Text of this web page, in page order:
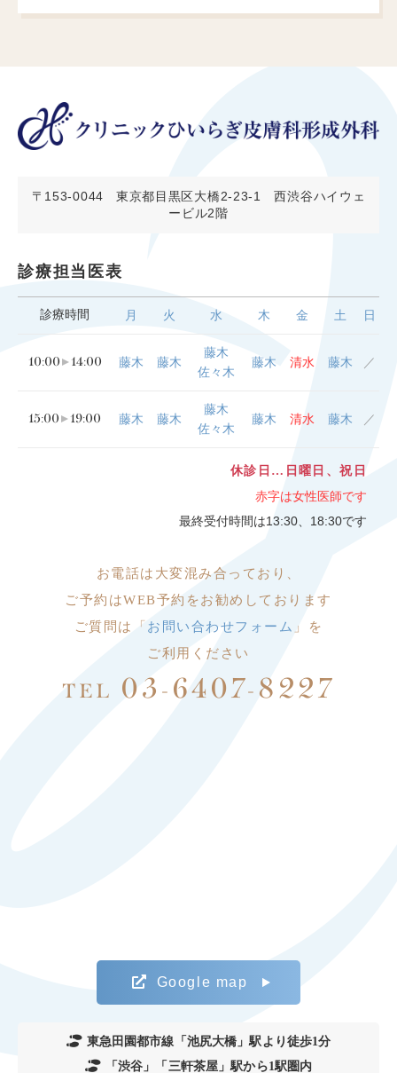
〒153-0044
東京都目黒区大橋2-23-1 西渋谷ハイウェ
ービル2階
診療担当医表
診療時間 月 火 水 木 金 土 日
10:00 14:00 藤木 藤木
藤木
佐々木
藤木 清水 藤木 ／
15:00 19:00 藤木 藤木
藤木
佐々木
藤木 清水 藤木 ／
休診日…日曜日、祝日
赤字は女性医師です
最終受付時間は13:30、18:30です
お電話は大変混み合っており、
ご予約はWEB予約をお勧めしております
ご質問は「 お問い合わせフォーム 」を
ご利用ください
TEL 03-6407-8227
Google map
東急田園都市線「池尻大橋」駅より徒歩1分
「渋谷」「三軒茶屋」駅から1駅圏内